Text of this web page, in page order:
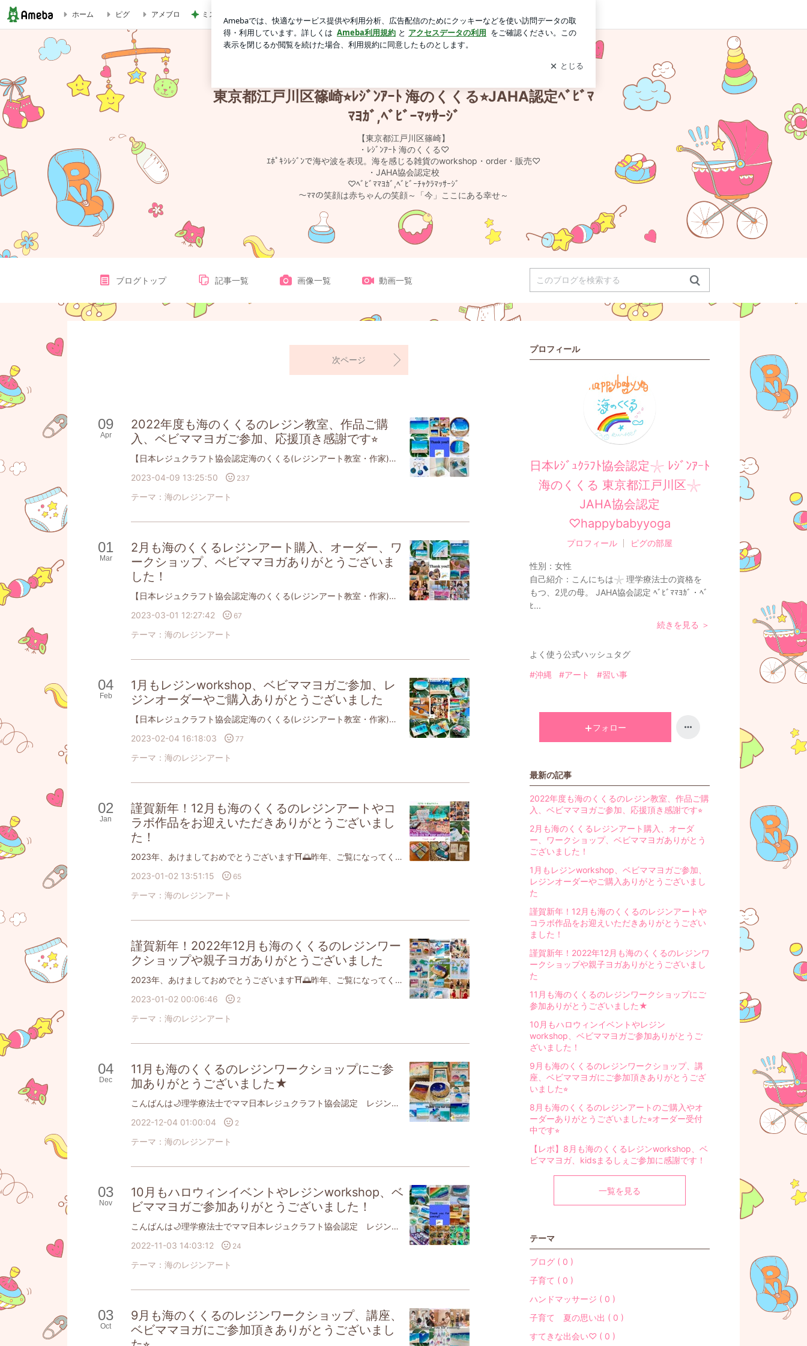
東京都江戸川区篠崎⭐︎ﾚｼﾞﾝｱｰﾄ 海のくくる⭐︎JAHA認定ﾍﾞﾋﾞﾏﾏﾖｶﾞ,ﾍﾞﾋﾞｰﾏｯｻｰｼﾞ
ホーム ピグ アメブロ ミスドで周りの興奮につられ購入 ログイン
東京都江戸川区篠崎⭐︎ﾚｼﾞﾝｱｰﾄ 海のくくる⭐︎JAHA認定ﾍﾞﾋﾞﾏ
ﾏﾖｶﾞ,ﾍﾞﾋﾞｰﾏｯｻｰｼﾞ
【東京都江戸川区篠崎】
・ﾚｼﾞﾝｱｰﾄ 海のくくる♡
ｴﾎﾟｷｼﾚｼﾞﾝで海や波を表現。海を感じる雑貨のworkshop・order・販売♡
・JAHA協会認定校
♡ﾍﾞﾋﾞﾏﾏﾖｶﾞ,ﾍﾞﾋﾞｰﾁｬｸﾗﾏｯｻｰｼﾞ
～ﾏﾏの笑顔は赤ちゃんの笑顔～「今」ここにある幸せ～
ブログトップ 記事一覧 画像一覧 動画一覧
次ページ
09
Apr
2022年度も海のくくるのレジン教室、作品ご購
入、ベビママヨガご参加、応援頂き感謝です⭐︎
【日本レジュクラフト協会認定海のくくる(レジンアート教室・作家)】江戸川区、台東区中心に活動⭐️【JAHA協会認定】ベビーヨガ＆ママヨガ（親子ヨガ）ベビーチャクラマッサージ※現役理学療法士、2児のママ江戸川区篠崎、瑞江にて活動⭐️ イベント情報マルシェ2023年5月13日(土)キッズふりまるしぇ🌸11:00〜15:00東京都江戸川区都営新宿線 瑞江駅3分Douce (デュース) さんにて子どもと作ったレジンアート販売＆レジンワークショップ予定しています✨ぜひ、遊びにいらして下さい2023年4月12日(水)11:00〜12:00親子カフェでベビママヨガ🧘‍♀️👶理学療法士がお伝えします✨12:30〜添加物無し手作りおいしいランチ☕️江戸川区 都営新宿線 瑞江駅 徒歩3分だんご3兄弟 さんにて少人数制 残り3組❣️ご予約は下記LINEへ❣️きついポーズはしません。解剖学に基づいた安全なポーズをします。身体が硬くても、初めてでもご安心下さい親子で身体を動かし、親子の絆を深めませんか❓✨手遊び歌や服の上からのベビーマッサージもママにとっては産後の育児疲れ改善、骨盤調整効果が✨少人数、最初の手指消毒、大人のマスク着用、窓を開ける、空気清浄機など感染症対策しながら実施します赤ちゃんにとっても、便秘、夜泣き、ぐずりの軽減、大好きなママとの触れ合いで愛されていることを実感するヨガですコロナ禍で浅くなった呼吸を深め、赤ちゃんだけでなく、ママ自身の心と体を見つめる時間を作りませんか❓対象首が座った生後3,4ヶ月〜1歳くらいの赤ちゃんとママ👩👶(靴を脱いで上がるおうちの、個室なのでご安心ください)※大人の女性のみの参加も可能です。持ち物👜 飲み物、タオル、赤ちゃんのお気に入りのおもちゃがあると安心です。ママはタイツとスカート以外の動きやすい服装でお越しください。注意熱37.0度以上、体調不良、予防接種24時間以内はお休みください。心温まる癒しの時間となりますように2023年4/15(土)10:30〜13:00 浅草ワークショップ🏝残り4名❣️翠雲堂(スイウン堂)さん稲荷町駅前店2階銀座線 稲荷町駅出てすぐ浅草や上野に近いです✨エポキシレジンで海のトレイ、コースター、キャニスター、小物入れ、新メニューヒートガンで波のボード作り、ワンちゃん猫ちゃん用フードスタンドなど🐶😸🏝2023年4月26日(水)14:00〜16:30江戸川区鹿骨にある カフェHAN さんにてレジンワークショップ🏝東京都江戸川区鹿骨3-3-14レジンで海のトレイ、小物入れ、コースター作り🏝新メニュー、ヒートガンで波のボード作り、ワンちゃん用フードスタンドなど🐶🌊お好きなメニューをお選びください海以外でも作りたいものを表現できます🙆‍♀️写真付きの詳細はLINEやインスタに掲載🌊自分だけの作品を作りませんか？ワンちゃん連れOK🙆‍♀️残4名❣️ワンオーダーお願いいたしますUVレジンで作る白波も人気です🌊海以外ももちろん可能ですメニューご相談ください。ご予約は下記LINE、または海のくくる( @umi_no_kukuru)のInstagramのDMへどうぞ情報はInstagramが最新です❣️↑3月の海のくくるの活動をご報告いたします。江戸川区篠崎の自宅workshopには県外からも複数名いらしてくださいましたヒートガンを使った波アートが人気でした🌊みなさまとても楽しんで作ってくださいました✨そしてお上手でした🌊👏別日には6歳のお子さま連れの方が、かんたんお絵かきイニシャルキーホルダーを作ってくださいましたよ春休みにお越しくださり、数日前にご入学なさったとのこと🌸おめでとうございます🎊みなさま、またぜひ遊びにいらしてくださいね月1回の江戸川区瑞江の親子カフェだんご3兄弟さんでのベビママヨガ🧘‍♀️👶はかわいいベビちゃんに癒されました江戸川区鹿骨のドッグカフェ、カフェHanさんでのレジンworkshop🐶🏝ではフレーム内に作るヒートガンの波、ホヌちゃん型のボードにヒートガンの波、ワンちゃん型のボードにヒートガンの波をお作りいただきましたお上手でした🌊💙無事に開催でき、ご縁に感謝ですレジンイニシャルキーホルダーや、カードケース、スマホスタンドなどのご購入頂き、誠にありがとうございました一日ごとの詳しい投稿はInstagramに載せております💕ご覧くださいね2022年度、素敵な出会いや繋がりをありがとうございました2023年度もよろしくお願いいたします自宅workshopを含め、それぞれ🈳のある日もございますので、ワークショップやヨガのご予約は下記LINEまでお願いいたしますレジン自宅ワークショップでは、お子さまの手形やお気に入り写真を入れたメニューも作って頂けますよレジンワークショップではレジン初めてのお客様も多数体験いただいております。海のくくるは現在、【対面】にてレジンワークショップやレジュクラフト認定講座を実施しております。レジュクラフトが気になる方、レジン初めてでもご安心ください認定取得中や取得後もLINEなどでサポートいたしております🌈☺︎レジン自宅ワークショップ！メニューによっては\\園児でも作れます子連れでもご安心を//\\オリジナルの作品を作りましょう//体験で作ってみたい！認定講座、気になる！オーダーしてみたいな！下記LINEにご連絡くださいね(LINEご登録、Instagramフォローで自宅WS割引サービスあり)👇問い合わせ公式LINE登録後、スタンプなど送って頂くと1：1トーク可能です。お気軽に🆔@bll0757m ※海のくくるは、感染症対策しております。全館空調で24時間換気、更に窓を開ける、マスク着用、手洗い・手指消毒するなどしております。講師はコロナワクチン4回接種しております。※ヒートガンバージョンは、きれいなセル波を作るには、気温、量、待ち時間、風の当て方など様々な因子に左右されるデリケートな難しさがあるため、ストローバージョンよりもお高くなります。※ヒートガンで作るセル波作りは、必ずしも好きな波が来るとは限りません。白色が飛びすぎたり、良い波が来てもセル(丸い泡)が消えたり、硬化までの間に波が動いてしまうこともあります🙇‍♀️繊細で奥が深いことをご理解、ご了承頂き、世界に一つの波をお楽しみください🌊アートフレーム(例) (トレーとしても使えます)切り取った海のペーパーウェイト(貝ver.の例)アートボード(例)(写真は15×15cm)沖縄の砂を乗せたり、貝を選んだり、レジンを混ぜたり、色を付けたり、波や雲をストローで吹いたり、色んな工程で楽しんでいただけますエポキシレジンは固まるまで24時間以上かかりますが、その間もワクワクドキドキしながら待ってくださっています かたまると更に透明度が出てツヤツヤになりますよ🏖全てが世界に一つだけの作品になります 少人数制、貸切自宅ワークショップ(水)(木)中心に開催 (月)(火)は13:45頃〜土日祝は応相談時間10:00〜16:00の間の2、3時間アクセス東京都江戸川区篠崎最寄り駅: 都営新宿線 篠崎駅篠崎駅から徒歩圏内🚶‍♀️※自宅サロンにて男性のみはご遠慮頂く場合がございます。カップルさん、子連れさんOKです🙆‍♀️※詳しい住所は、ご予約時にお伝え致します。 ネット販売(minne)海のくくる(レジンアート)販売♡こちら⭐︎海のくくる 𝕦𝕞𝕚_𝕟𝕠_𝕜𝕦𝕜𝕦𝕣𝕦さんの作品一覧uminokukuruさんの作品一覧、プロフィールなどをみることができます。ハンドメイドマーケット、手作り作品の通販・販売サイトとアプリ minne。アクセサリーやバッグ、雑貨など世界に1つだけのハンドメイド作品を販売している国内最大級のマーケットです。minne.com レジュクラフトのベーシック認定資格講座受けたい方は海のくくる講師自宅で可能です♡お申し込みフォーム★海のくくるで対面認定講座 受講ご希望の方はこちら★認定講座 お申し込みレジュクラフト協会 ベーシック認定講座docs.google.com※レジュクラフト協会 ベーシック認定講座は、一律107,800円オーダーコースター、アートパネル、看板、アートフレーム、トレイ、小物入れ、イニシャル(キーホルダーにも)、ペーパーウェイト、ピアス、イヤリング、マスクチャーム、ブレスレット、切り絵とコラボなど色々ご相談ください写真入りは海のくくるペットやご家族の写真を入れてお作りできますInstagram 日々投稿してます↓海のくくる Instagramはこちら⭐︎(ユーザー名 @umi_no_kukuru) 海のくくる(レジン&ベビママヨガ) フォロー、いいね！応援お願いいたします 読んで頂きありがとうございます
2023-04-09 13:25:50
237
テーマ： 海のレジンアート
01
Mar
2月も海のくくるレジンアート購入、オーダー、ワ
ークショップ、ベビママヨガありがとうございま
した！
【日本レジュクラフト協会認定海のくくる(レジンアート教室・作家)】江戸川区、台東区中心に活動⭐️【JAHA協会認定】ベビーヨガ＆ママヨガ（親子ヨガ）ベビーチャクラマッサージ※現役理学療法士、2児のママ江戸川区篠崎、瑞江にて活動⭐️ イベント情報展示販売2023年2月21日(火)〜3月9日(木)11:00〜17:00 (最終日は16:00まで)アップサイクル展東京都三鷹駅より徒歩12分ギャラリーどーもんず さんにてレジンアートの展示販売いたします🍀11名の作家さんのアートの世界をご覧ください✨ぜひお願いします休廊日:2/26,27.3/5マルシェ2023年3月26日(日)春のプチマルシェ🌸11:00〜15:00東京都江戸川区都営新宿線 瑞江駅3分Douce (デュース) さんにてレジンアート販売しますぜひ、遊びにいらして下さい2023年3月16日(木)11:00〜12:00親子カフェでベビママヨガ🧘‍♀️👶理学療法士がお伝えします✨12:30〜添加物無し手作りおいしいランチ☕️江戸川区 都営新宿線 瑞江駅 徒歩3分だんご3兄弟 さんにて少人数制 残り3組❣️ご予約は下記LINEへ❣️きついポーズはしません。解剖学に基づいた安全なポーズをします。身体が硬くても、初めてでもご安心下さい親子で身体を動かし、親子の絆を深めませんか❓✨手遊び歌や服の上からのベビーマッサージもママにとっては産後の育児疲れ改善、骨盤調整効果が✨少人数、最初の手指消毒、大人のマスク着用、窓を開ける、空気清浄機など感染症対策しながら実施します赤ちゃんにとっても、便秘、夜泣き、ぐずりの軽減、大好きなママとの触れ合いで愛されていることを実感するヨガですコロナ禍で浅くなった呼吸を深め、赤ちゃんだけでなく、ママ自身の心と体を見つめる時間を作りませんか❓対象首が座った生後3,4ヶ月〜1歳くらいの赤ちゃんとママ👩👶(靴を脱いで上がるおうちの、個室なのでご安心ください)※大人の女性のみの参加も可能です。持ち物👜 飲み物、タオル、赤ちゃんのお気に入りのおもちゃがあると安心です。ママはタイツとスカート以外の動きやすい服装でお越しください。注意熱37.0度以上、体調不良、予防接種24時間以内はお休みください。心温まる癒しの時間となりますように2023年3月22日(水)14:00〜16:30江戸川区鹿骨にある カフェHAN さんにて東京都江戸川区鹿骨3-3-14レジンで海のトレイ、小物入れ、コースター作り🏝新メニュー、ヒートガンで波のボード作り、ワンちゃん用フードスタンドなど🐶🌊お好きなメニューをお選びください海以外でも作りたいものを表現できます🙆‍♀️写真付きの詳細はLINEやインスタに掲載🌊自分だけの作品を作りませんか？ワンちゃん連れOK🙆‍♀️残3名❣️ワンオーダーお願いいたします2023年未定 浅草ワークショップ翠雲堂(スイウン堂)さん稲荷町駅前店2階銀座線 稲荷町駅出てすぐ浅草や上野に近いです✨10:30〜 エポキシレジンで海のトレイ、コースター、キャニスター、小物入れ、新メニューヒートガンで波のボード作り、ワンちゃん猫ちゃん用フードスタンドなど🐶😸🏝UVレジンで作る白波も人気です🌊海以外ももちろん可能ですメニューご相談ください。ご予約は下記LINEへどうぞ情報はインスタが最新です❣️ ↑2月の海のくくるの活動をご報告いたします。江戸川区篠崎の自宅workshopには県外から複数名いらしてくださいましたみなさまとても楽しんで作ってくださいました✨そしてお上手でした🌊👏月1回の江戸川区瑞江の親子カフェだんご3兄弟さんでのベビママヨガ🧘‍♀️👶や江戸川区鹿骨のドッグカフェ、カフェHanさんでのレジンworkshop🐶🏝も無事に開催でき、感謝です2/18には西小岩のカフェ オールライトさんにて、無事にバザールに参加できました✨ご購入いただいた方々、見に来てくださった方々、応援いただいた方々、オールライトさん、他出店者さんに感謝です🍀また、ワンちゃんのお写真と名入りのレジンアートのオーダーも頂きまして、ありがとうございましたお友だちのワンちゃんのお誕生日祝いのプレゼント🎁に選んでくださいましたお客様とやり取りしながら、くくる(心)を込めて制作いたしました一日ごとの詳しい投稿はInstagramに載せております💕ご覧くださいね2月も素敵な出会いや繋がりをありがとうございました3月も自宅workshopを含め、それぞれ🈳のある日もございますので、ワークショップやヨガのご予約は下記LINEまでお願いいたします2/21〜3/9の三鷹のギャラリーどーもんずさんでの展示販売中 ↓3/26の江戸川区瑞江での春のプチマルシェ↓もぜひよろしくお願いいたしますレジン自宅ワークショップでは、お子さまの手形やお気に入り写真を入れたメニューも作って頂けますよレジンワークショップではレジン初めてのお客様も多数体験いただいております。海のくくるは現在、【対面】にてレジンワークショップやレジュクラフト認定講座を実施しております。レジュクラフトが気になる方、レジン初めてでもご安心ください認定取得中や取得後もLINEなどでサポートいたしております🌈☺︎レジン自宅ワークショップ！メニューによっては\\園児でも作れます子連れでもご安心を//\\オリジナルの作品を作りましょう//体験で作ってみたい！認定講座、気になる！オーダーしてみたいな！下記LINEにご連絡くださいね(LINEご登録、Instagramフォローで自宅WS割引サービスあり)👇問い合わせ公式LINE登録後、スタンプなど送って頂くと1：1トーク可能です。お気軽に🆔@bll0757m ※海のくくるは、感染症対策しております。全館空調で24時間換気、更に窓を開ける、マスク着用、手洗い・手指消毒するなどしております。講師はコロナワクチン4回接種しております。自宅ワークショップマスクチャーム ピアス・イヤリング コースター キャニスター 小物入れトレイ アートフレーム イニシャル、数字切り取った海のペーパーウェイトアートボード ストローバージョン ヒートガンバージョンなど当日、目で見て選んでいただけます※ヒートガンバージョンは、きれいなセル波を作るには、気温、量、待ち時間、風の当て方など様々な因子に左右されるデリケートな難しさがあるため、ストローバージョンよりもお高くなります。※ヒートガンで作るセル波作りは、必ずしも好きな波が来るとは限りません。白色が飛びすぎたり、良い波が来てもセル(丸い泡)が消えたり、硬化までの間に波が動いてしまうこともあります🙇‍♀️繊細で奥が深いことをご理解、ご了承頂き、世界に一つの波をお楽しみください🌊アートフレーム(例) (トレーとしても使えます)切り取った海のペーパーウェイト(貝ver.の例)アートボード(例)(写真は15×15cm)沖縄の砂を乗せたり、貝を選んだり、レジンを混ぜたり、色を付けたり、波や雲をストローで吹いたり、色んな工程で楽しんでいただけますエポキシレジンは固まるまで24時間以上かかりますが、その間もワクワクドキドキしながら待ってくださっています かたまると更に透明度が出てツヤツヤになりますよ🏖全てが世界に一つだけの作品になります 少人数制、貸切自宅ワークショップ(水)(木)中心に開催 (月)(火)は13:45頃〜土日祝は応相談時間10:00〜16:00の間の2、3時間アクセス東京都江戸川区篠崎最寄り駅: 都営新宿線 篠崎駅篠崎駅から徒歩圏内🚶‍♀️※自宅サロンにて男性のみはご遠慮頂く場合がございます。カップルさん、子連れさんOKです🙆‍♀️※詳しい住所は、ご予約時にお伝え致します。 ネット販売(minne)海のくくる(レジンアート)販売♡こちら⭐︎海のくくる 𝕦𝕞𝕚_𝕟𝕠_𝕜𝕦𝕜𝕦𝕣𝕦さんの作品一覧uminokukuruさんの作品一覧、プロフィールなどをみることができます。ハンドメイドマーケット、手作り作品の通販・販売サイトとアプリ minne。アクセサリーやバッグ、雑貨など世界に1つだけのハンドメイド作品を販売している国内最大級のマーケットです。minne.com レジュクラフトのベーシック認定資格講座受けたい方は海のくくる講師自宅で可能です♡お申し込みフォーム★海のくくるで対面認定講座 受講ご希望の方はこちら★認定講座 お申し込みレジュクラフト協会 ベーシック認定講座docs.google.com※レジュクラフト協会 ベーシック認定講座は、一律107,800円オーダーコースター、アートパネル、看板、アートフレーム、トレイ、小物入れ、イニシャル(キーホルダーにも)、ペーパーウェイト、ピアス、イヤリング、マスクチャーム、ブレスレット、切り絵とコラボなど色々ご相談ください写真入りは海のくくるペットやご家族の写真を入れてお作りできますInstagram 日々投稿してます↓海のくくる Instagramはこちら⭐︎(ユーザー名 @umi_no_kukuru) 海のくくる(レジン&ベビママヨガ) フォロー、いいね！応援お願いいたします 読んで頂きありがとうございます
2023-03-01 12:27:42
67
テーマ： 海のレジンアート
04
Feb
1月もレジンworkshop、ベビママヨガご参加、レ
ジンオーダーやご購入ありがとうございました
【日本レジュクラフト協会認定海のくくる(レジンアート教室・作家)】江戸川区、台東区中心に活動⭐️【JAHA協会認定】ベビーヨガ＆ママヨガ（親子ヨガ）ベビーチャクラマッサージ※現役理学療法士、2児のママ江戸川区篠崎、瑞江にて活動⭐️ イベント情報バザール2023年2月18日(土)バザール11:00〜16:00東京都江戸川区西小岩のカフェオールライト さんにてレジンアート販売しますぜひ、遊びにいらして下さいオールライトさんのタピオカ飲めますよ〜🧋展示販売2023年2月21日(火)〜3月9日(木)11:00〜17:00 (最終日は16:00まで)アップサイクル展東京都三鷹駅より徒歩12分ギャラリーどーもんず さんにてレジンアートの展示販売いたします🍀ぜひいらしてください休廊日:2/26,27.3/52023年2月13日(月)11:00〜12:00親子カフェでベビママヨガ🧘‍♀️👶12:30〜手作りおいしいランチ☕️江戸川区 都営新宿線 瑞江駅 徒歩3分だんご3兄弟 さんにて少人数制 残り2組❣️ご予約は下記LINEへ❣️きついポーズはしません。解剖学に基づいた安全なポーズをします。身体が硬くても、初めてでもご安心下さい親子で身体を動かし、親子の絆を深めませんか❓✨手遊び歌や服の上からのベビーマッサージもママにとっては産後の育児疲れ改善、骨盤調整効果が✨少人数、最初の手指消毒、大人のマスク着用、窓を開ける、空気清浄機など感染症対策しながら実施します赤ちゃんにとっても、便秘、夜泣き、ぐずりの軽減、大好きなママとの触れ合いで愛されていることを実感するヨガですコロナ禍で浅くなった呼吸を深め、赤ちゃんだけでなく、ママ自身の心と体を見つめる時間を作りませんか❓対象首が座った生後3,4ヶ月〜あんよ前くらいの赤ちゃんとママ👩👶(靴を脱いで上がるおうちの、個室なのでご安心ください)※大人の女性のみの参加も可能です。持ち物👜 飲み物、タオル、赤ちゃんのお気に入りのおもちゃがあると安心です。ママはタイツとスカート以外の動きやすい服装でお越しください。注意熱37.0度以上、体調不良、予防接種24時間以内はお休みください。心温まる癒しの時間となりますように2023年2月15日(水)14:00〜16:30江戸川区鹿骨にある カフェHAN さんにて東京都江戸川区鹿骨3-3-14レジンで海のトレイ、小物入れ、コースター作り🏝新メニュー、ヒートガンで波のボード作り、ワンちゃん用フードスタンドなど🐶🌊お好きなメニューをお選びください海以外でも作りたいものを表現できます🙆‍♀️写真付きの詳細はLINEやインスタに掲載🌊自分だけの作品を作りませんか？ワンちゃん連れOK🙆‍♀️残3名❣️ワンオーダーお願いいたします2023年2月26日(日)浅草ワークショップ翠雲堂(スイウン堂)さん稲荷町駅前店2階銀座線 稲荷町駅出てすぐ浅草や上野に近いです✨10:30〜 エポキシレジンで海のトレイ、コースター、キャニスター、小物入れ、新メニューヒートガンで波のボード作り、ワンちゃん猫ちゃん用フードスタンドなど🐶😸🏝残り6名❣️UVレジンで作る白波も人気です🌊海以外ももちろん可能ですメニューご相談ください。ご予約は下記LINEへどうぞ情報はLINEとインスタでいち早くお知らせしています❣️↑1月の海のくくるの活動をご報告いたします。江戸川区篠崎の自宅workshopには親子さまが茨城県からいらしてくださったり、江戸川区内の会社にお勤めの方がいらっしゃいました学校の展示会に向けてであったり、ご自宅用だったり、会社で飼っているうさぎちゃんのネームプレートだったりを、みなさまとても楽しんで作ってくださいました✨月1回の江戸川区瑞江の親子カフェだんご3兄弟さんでのベビママヨガや浅草翠雲堂さん(最寄駅は浅草の２つとなりの稲荷町駅すぐ)でのレジンworkshop、江戸川区鹿骨のドッグカフェ、カフェHanさんでのレジンworkshopも無事に開催でき、感謝です一日ごとの詳しい投稿はInstagramに載せております💕ご覧くださいね1月も素敵な出会いや繋がりをありがとうございました2月も自宅workshopを含め、それぞれ🈳のある日もございますので、ワークショップやヨガのご予約は下記LINEまでお願いいたします2/18西小岩カフェ オールライトさんでのバザールや2/21〜の三鷹のギャラリーどーもんずさんでの展示販売もぜひよろしくお願いいたしますレジン自宅ワークショップでは、お子さまの手形やお気に入り写真を入れたメニューも作って頂けますよレジンワークショップではレジン初めてのお客様も多数体験いただいております。海のくくるは現在、【対面】にてレジンワークショップやレジュクラフト認定講座を実施しております。レジュクラフトが気になる方、レジン初めてでもご安心ください認定取得中や取得後もLINEなどでサポートいたしております🌈☺︎レジン自宅ワークショップ！メニューによっては\\園児でも作れます子連れでもご安心を//\\オリジナルの作品を作りましょう//体験で作ってみたい！認定講座、気になる！オーダーしてみたいな！と思った方は、下記LINEにご連絡くださいね(LINEご登録、Instagramフォローで自宅WS割引サービスあり)👇問い合わせ公式LINE登録後、スタンプなど送って頂くと1：1トーク可能です。お気軽に🆔@bll0757m ↑(自宅ワークショップ、登録者割引&ポイントカードあり♡)※海のくくるは、感染症対策しております。全館空調で24時間換気、更に窓を開ける、マスク着用、手洗い・手指消毒するなどしております。講師はコロナワクチン4回接種しております。下記Instagramも日々更新中自宅ワークショップお値段 (税込)マスクチャーム、ピアス・イヤリング、コースター、キャニスター、小物入れ、トレイ、アートフレーム、イニシャル、数字(キーホルダーも可能)、切り取った海のペーパーウェイト、アートボード(ストローバージョン.ヒートガンバージョンなど様々な形・素材があります✨当日、目で見て選んでいただけます。※砂、貝のご利用は＋200円となります。インスタまたはLINEのフォローで無料です✨※オプションでフィギュアがございます。2023.1.26改定※上記以外のメニューあり。モールド(型)、素材は時々更新しております。※ヒートガンバージョンは、きれいなセル波を作るには、気温、量、待ち時間、風の当て方など様々な因子に左右されるデリケートな難しさがあるため、ストローバージョンよりもお高くなります。※ヒートガンで作るセル波作りは、必ずしも好きな波が来るとは限りません。白色が飛びすぎたり、良い波が来てもセル(丸い泡)が消えたり、硬化までの間に波が動いてしまうこともあります🙇‍♀️繊細で奥が深いことをご理解、ご了承ください。アートフレーム(例) (トレーとしても使えます)切り取った海のペーパーウェイト(貝ver.の例)アートボード(例)(写真は15×15cm)沖縄の砂を乗せたり、貝を選んだり、レジンを混ぜたり、色を付けたり、波や雲をストローで吹いたり、色んな工程で楽しんでいただけますエポキシレジンは固まるまで24時間以上かかりますが、その間もワクワクドキドキしながら待ってくださっています かたまると更に透明度が出てツヤツヤになりますよ🏖全てが世界に一つだけの作品になります 少人数制、貸切自宅ワークショップ(月)(木)中心に開催 (火)(水)は13:45頃〜土日祝は応相談時間10:00〜16:00の間の2、3時間アクセス東京都江戸川区篠崎最寄り駅: 都営新宿線 篠崎駅篠崎駅から徒歩圏内🚶‍♀️※自宅サロンにて男性のみはご遠慮頂く場合がございます。カップルさん、子連れさんOKです🙆‍♀️※詳しい住所は、ご予約時にお伝え致します。 ネット販売(minne)海のくくる(レジンアート)販売♡こちら⭐︎海のくくる 𝕦𝕞𝕚_𝕟𝕠_𝕜𝕦𝕜𝕦𝕣𝕦さんの作品一覧uminokukuruさんの作品一覧、プロフィールなどをみることができます。ハンドメイドマーケット、手作り作品の通販・販売サイトとアプリ minne。アクセサリーやバッグ、雑貨など世界に1つだけのハンドメイド作品を販売している国内最大級のマーケットです。minne.com レジュクラフトのベーシック認定資格講座受けたい方は海のくくる講師自宅で可能です♡お申し込みフォーム★海のくくるで対面認定講座 受講ご希望の方はこちら★認定講座 お申し込みレジュクラフト協会 ベーシック認定講座docs.google.com※レジュクラフト協会 ベーシック認定講座は、一律107,800円オーダーコースター、アートパネル、看板、アートフレーム、トレイ、小物入れ、イニシャル(キーホルダーにも)、ペーパーウェイト、ピアス、イヤリング、マスクチャーム、ブレスレット、切り絵とコラボなど色々ご相談ください写真入りは海のくくるペットやご家族の写真を入れてお作りできますInstagramも宜しくお願いします↓海のくくる Instagramはこちら⭐︎(ユーザー名 @umi_no_kukuru) 海のくくる(レジン&ベビママヨガ) フォロー、いいね！応援よろしくお願いします 読んで頂きありがとうございます
2023-02-04 16:18:03
77
テーマ： 海のレジンアート
02
Jan
謹賀新年！12月も海のくくるのレジンアートやコ
ラボ作品をお迎えいただきありがとうございまし
た！
2023年、あけましておめでとうございます⛩🌅昨年、ご覧になってくださった方、応援頂いた方、関わって頂きました皆さまに感謝の気持ちです2023年もどうぞよろしくお願い致します🐰素敵な一年になりますように海のくくる【JAHA協会認定】ベビーヨガ＆ママヨガ（親子ヨガ）ベビーチャクラマッサージ※現役理学療法士、2児のママ江戸川区篠崎、瑞江にて活動⭐️【日本レジュクラフト協会認定海のくくる(レジンアート)】江戸川区、台東区中心に活動⭐️ イベント情報2022年1月16日(月)、 2/13(月)11:00〜12:00親子カフェでベビママヨガ🧘‍♀️👶12:30〜手作りおいしいランチ☕️江戸川区 都営新宿線 瑞江駅 徒歩3分だんご3兄弟 さんにて少人数制 残り3組❣️ご予約は下記LINEへ❣️きついポーズはしません。解剖学に基づいた安全なポーズをします。身体が硬くても、初めてでもご安心下さい親子で身体を動かし、親子の絆を深めませんか❓✨手遊び歌や服の上からのベビーマッサージもママにとっては産後の育児疲れ改善、骨盤調整効果が✨少人数、最初の手指消毒、大人のマスク着用、窓を開ける、空気清浄機など感染症対策しながら実施します赤ちゃんにとっても、便秘、夜泣き、ぐずりの軽減、大好きなママとの触れ合いで愛されていることを実感するヨガですコロナ禍で浅くなった呼吸を深め、赤ちゃんだけでなく、ママ自身の心と体を見つめる時間を作りませんか❓対象首が座った生後3,4ヶ月〜あんよ前くらいの赤ちゃんとママ👩👶(靴を脱いで上がるおうちの、個室なのでご安心ください)※大人の女性のみの参加も可能です。持ち物👜 飲み物、タオル、赤ちゃんのお気に入りのおもちゃがあると安心です。ママはタイツとスカート以外の動きやすい服装でお越しください。注意熱37.0度以上、体調不良、予防接種24時間以内はお休みください。心温まる癒しの時間となりますように2022年1月24日(火)、2/15(水)14:00〜16:30江戸川区鹿骨にある カフェHAN さんにて東京都江戸川区鹿骨3-3-14レジンで海のトレイ、小物入れ、コースター作り🏝新メニュー、ヒートガンで波のボード作り🌊お好きなメニューをお選びください海以外でも作りたいものを表現できます🙆‍♀️写真付きの詳細はLINEやインスタに掲載🌊自分だけの作品を作りませんか？ワンちゃん連れOK🙆‍♀️残3名❣️ワンオーダーお願いいたします2022年1月29日(日)浅草ワークショップ翠雲堂(スイウン堂)さん稲荷町駅前店2階銀座線 稲荷町駅出てすぐ浅草や上野に近いです✨10:30〜 エポキシレジンで海のトレイ、コースター、キャニスター、小物入れ、新メニューヒートガンで波のボード作り🏝残り3名❣️UVレジンで作る白波も人気です🌊海以外ももちろん可能ですメニューご相談ください。ご予約は下記LINEへどうぞ情報はLINEとインスタでいち早くお知らせしています❣️↑12月の海のくくるの活動をご報告いたします。12/10に、小岩駅1分のコイットテラスにて小岩deマルシェというマルシェに参加できましたそちらではカタリーヌフラワー(空気を綺麗にする造花)とレジンのコラボアートも販売いたしました✨※上の3点は、お譲りもできますので気になる方はLINEにご連絡くださいませ↑こちらのコラボアートは、左と真ん中の作品がお譲り可能です💐イルカやホヌちゃんもかわいいです🐬手のひらサイズの作品ですがトイレなど小さな空間で除菌、消臭などの効果を発揮してくれそうですコラボしてくださったカタリーヌフラワーの認定講師シェーン＆フルールの長南先生ありがとうございました12月もリエコさんの切り絵とのコラボアートや、その他海のくくるの作品をお迎えいただき誠にありがとうございました✨※写真に撮れなかった方、すみません。本年もどうぞ宜しくお願いいたします。良いお正月をお過ごしください🎍🐰✨レジン自宅ワークショップでは、お子さまの手形やお気に入り写真を入れたメニューも作って頂けますよ一日ごとの詳しい投稿はInstagramに載せております💕レジンワークショップではレジン初めてのお客様も多数体験いただいております。海のくくるは現在、【対面】にてレジンワークショップやレジュクラフト認定講座を実施しております。レジュクラフトが気になる方、レジン初めてでもご安心ください認定取得中や取得後もLINEなどでサポートいたしております🌈☺︎レジン自宅ワークショップ！メニューによっては\\園児でも作れます子連れでもご安心を//\\オリジナルの作品を作りましょう//体験で作ってみたい！認定講座、気になる！オーダーしてみたいな！と思った方は、下記LINEにご連絡くださいね(LINEご登録、Instagramフォローで自宅WS割引サービスあり)👇問い合わせ公式LINE登録後、スタンプなど送って頂くと1：1トーク可能です。お気軽に🆔@bll0757m ↑(自宅ワークショップ、登録者割引&ポイントカードあり♡)※海のくくるは、感染症対策しております。全館空調で24時間換気、更に窓を開ける、マスク着用、手洗い・手指消毒するなどしております。講師はコロナワクチン4回接種しております。下記Instagramも日々更新中自宅ワークショップお値段 (税込)マスクチャーム 750円(1個〜)ピアス・イヤリング 2000円(1ペア)アクセサリーは余ったレジンで作る場合、少しサービスいたします。コースター 2500円〜/1枚キャニスター 2500円〜小物入れ 2000円〜(大きさによります)トレイ 3000円〜(大きさによります)アートフレーム 4000円(外枠15×15cmの場合)イニシャル、数字 1000円/1文字 (キーホルダーにする場合、＋200円)切り取った海のペーパーウェイト 4500円 (作成に1,2回お越しいただきます🙏)アートボード ストローバージョン 2500円(10×10cmの場合) 4000円(15×15cmの場合) ヒートガンバージョン3500円(10×10cmの場合) 5500円(15×15cmの場合) 5500円(F0サイズ18×14cm) 9000円(A4サイズ)20×20cm、25×25cm、30×20cm、30×30㎝、40×30㎝など他サイズやその他の形・素材もあります✨当日、目で見て選んでいただけます。※砂、貝のご利用は＋200円となります。※オプションでフィギュアがございます。2023.1.26改定※上記以外のメニューあり。モールド(型)、素材は時々更新しております。※ヒートガンバージョンは、きれいなセル波を作るには、気温、量、待ち時間、風の当て方など様々な因子に左右されるデリケートな難しさがあるため、ストローバージョンよりもお高くなります。※ヒートガンで作るセル波作りは、必ずしも好きな波が来るとは限りません。白色が飛びすぎたり、良い波が来てもセル(丸い泡)が消えたり、硬化までの間に波が動いてしまうこともあります🙇‍♀️繊細で奥が深いことをご理解、ご了承ください。アートフレーム(例) (トレーとしても使えます)切り取った海のペーパーウェイト(貝ver.の例)アートボード(例)(写真は15×15cm)沖縄の砂を乗せたり、貝を選んだり、レジンを混ぜたり、色を付けたり、波や雲をストローで吹いたり、色んな工程で楽しんでいただけますエポキシレジンは固まるまで24時間以上かかりますが、その間もワクワクドキドキしながら待ってくださっています かたまると更に透明度が出てツヤツヤになりますよ🏖全てが世界に一つだけの作品になります 少人数制、貸切自宅ワークショップ(月)(木)中心に開催 (火)(水)は13:45頃〜土日祝は応相談時間10:00〜16:00の間の2、3時間アクセス東京都江戸川区篠崎最寄り駅: 都営新宿線 篠崎駅篠崎駅から徒歩圏内🚶‍♀️※自宅サロンにて男性のみはご遠慮頂く場合がございます。カップルさん、子連れさんOKです🙆‍♀️※詳しい住所は、ご予約時にお伝え致します。 ネット販売(minne)海のくくる(レジンアート)販売♡こちら⭐︎海のくくる 𝕦𝕞𝕚_𝕟𝕠_𝕜𝕦𝕜𝕦𝕣𝕦さんの作品一覧uminokukuruさんの作品一覧、プロフィールなどをみることができます。ハンドメイドマーケット、手作り作品の通販・販売サイトとアプリ minne。アクセサリーやバッグ、雑貨など世界に1つだけのハンドメイド作品を販売している国内最大級のマーケットです。minne.com レジュクラフトのベーシック認定資格講座受けたい方は海のくくる講師自宅で可能です♡お申し込みフォーム★海のくくるで対面認定講座 受講ご希望の方はこちら★認定講座 お申し込みレジュクラフト協会 ベーシック認定講座docs.google.com※レジュクラフト協会 ベーシック認定講座は、一律107,800円オーダーコースター、アートパネル、看板、アートフレーム、トレイ、小物入れ、イニシャル(キーホルダーにも)、ペーパーウェイト、ピアス、イヤリング、マスクチャーム、ブレスレット、切り絵とコラボなど色々ご相談ください写真入りは海のくくるペットやご家族の写真を入れてお作りできますInstagramも宜しくお願いします↓海のくくる Instagramはこちら⭐︎(ユーザー名 @umi_no_kukuru) 海のくくる(レジン&ベビママヨガ) フォロー、いいね！応援よろしくお願いします 読んで頂きありがとうございます
2023-01-02 13:51:15
65
テーマ： 海のレジンアート
謹賀新年！2022年12月も海のくくるのレジンワー
クショップや親子ヨガありがとうございました
2023年、あけましておめでとうございます⛩🌅昨年、ご覧になってくださった方、応援頂いた方、関わって頂きました皆さまに感謝の気持ちです2023年もどうぞよろしくお願い致します🐰素敵な一年になりますように海のくくる理学療法士でママ日本レジュクラフト協会認定 レジン作家JAHA協会認定 ベビママヨガ・ベビーチャクラマッサージインストラクター🧘‍♀️海のくくる です【JAHA協会認定】ベビーヨガ＆ママヨガ（親子ヨガ）ベビーチャクラマッサージ江戸川区篠崎、瑞江にて活動⭐️【日本レジュクラフト協会認定海のくくる(レジンアート)】江戸川区、台東区中心に活動⭐️ イベント情報2022年1月16日(月)11:00〜12:00親子カフェでベビママヨガ🧘‍♀️👶12:30〜手作りおいしいランチ☕️江戸川区 都営新宿線 瑞江駅 徒歩3分だんご3兄弟 さんにて少人数制 残り3組❣️ご予約は下記LINEへ❣️きついポーズはしません解剖学に基づいた安全なポーズをします。身体が硬くても、初めてでもご安心下さい親子で身体を動かし、親子の絆を深めませんか❓✨手遊び歌や服の上からのベビーマッサージもママにとっては産後の育児疲れ改善、骨盤調整効果が少人数、最初の手指消毒、大人のマスク着用、窓を開ける、空気清浄機など感染症対策しながら実施赤ちゃんにとっても、便秘、夜泣き、ぐずりの軽減、大好きなママとの触れ合いで愛されていることを実感するヨガですコロナ禍で浅くなった呼吸を深め、赤ちゃんだけでなく、ママ自身の心と体を見つめる時間を作りませんか❓対象首が座った生後3,4ヶ月〜あんよ前くらいの赤ちゃんとママ👩👶(靴を脱いで上がるおうちの、個室なのでご安心ください)持ち物👜 飲み物、タオル、赤ちゃんのお気に入りのおもちゃがあると安心です。ママはタイツとスカート以外の動きやすい服装でお越しください。注意熱37.0度以上、体調不良、予防接種24時間以内はお休みください。心温まる癒しの時間となりますように2022年1月24日(火)14:00〜16:30江戸川区鹿骨にある カフェHAN さんにて東京都江戸川区鹿骨3-3-14レジンで海のトレイ、小物入れ、コースター作り🏝新メニュー、ヒートガンで波のボード作り🌊お好きなメニューをお選びください写真付きの詳細はLINEとインスタに掲載しています🌊自分だけの作品を作りませんか？ワンちゃん連れOK🙆‍♀️残り5名❣️ワンオーダーお願いいたします2022年1月29日(日)浅草ワークショップ翠雲堂(スイウン堂)さん稲荷町駅前店2階銀座線 稲荷町駅出てすぐ浅草や上野に近いですよ✨10:30〜 エポキシレジンで海のトレイ、コースター、キャニスター、小物入れ、新メニューヒートガンで波のボード作り🏝残り4名❣️UVレジンで作る白波も人気です🌊海以外ももちろん可能ですメニューご相談ください。ご予約は下記LINEへどうぞ情報はLINEとインスタでいち早くお知らせしています❣️ レジュクラフトは、２液性のレジンを使い、 海や波、マーブル、宇宙など好きなものを表現するレジンアートです🌊↑12月のレジン自宅教室は、ご家族での参加の方や小学生のお友だち同士さん、お一人でゆっくり参加の方がいらっしゃいましたよ🏖翠雲堂さんで浅草workshop、カフェHANさんでワークショップ、だんご3兄弟さんとおうちでのベビママヨガも無事に開催できました↑写真の真ん中の作品はUVレジンで作ってくださいましたよ✨UVレジンでもかわいい素敵な模様が出来ましたね🫧カフェHanさんでのworkshopではクリスマス風にしたい🎄と雪のシールを、ヒートガンのアートに飾る方や❄️、マヤ暦にしたい！と天然石をご持参し、ふんだんに使って表現する方も💎思い思いの素敵なアートがたくさん誕生し嬉しいです👏🙌ヨガではほっこり身体が温まりましたね💕12月もたくさんのご参加、ありがとうございました🍀どの日も楽しんでくださり感謝です🙏本年もどうぞ宜しくお願いいたします。良いお年をお過ごしください🎍🐰✨レジン自宅ワークショップでは、お子さまの手形やお気に入り写真を入れたメニューも作って頂けますよ一日ごとの詳しい投稿はInstagramに載せております💕またのご参加を心よりお待ちしておりますありがとうございました💕レジンワークショップではレジン初めてのお客様も多数体験いただいております。海のくくるは現在、【対面】にてレジンワークショップやレジュクラフト認定講座を実施しております。レジュクラフトが気になる方、レジン初めてでもご安心ください認定取得中や取得後もLINEなどでサポートいたしております🌈☺︎レジン自宅ワークショップ！メニューによっては\\園児でも作れます子連れでもご安心を//\\オリジナルの作品を作りましょう//体験で作ってみたい❣️認定講座、気になる❣️オーダーしてみたいな❣️と思った方は、下記LINEにご連絡くださいね(LINEご登録、Instagramフォローで自宅WS割引サービスあり)👇問い合わせ公式LINE登録後、スタンプなど送って頂くと1：1トーク可能です。お気軽に🆔@bll0757m ↑(自宅ワークショップ、登録者割引&ポイントカードあり♡)※海のくくるは、感染症対策しております。全館空調で24時間換気、更に窓を開ける、マスク着用、手洗い・手指消毒するなどしております。講師はコロナワクチン3回接種しております。下記Instagramも日々更新中自宅ワークショップお値段 (税込)マスクチャーム、ピアス・イヤリング、コースター、キャニスター、小物入れ、トレイ、アートフレーム、アクセサリートレイ、イニシャル、数字、切り取った海のペーパーウェイト、アートボード(ストローバージョン、ヒートガンバージョン)など他サイズやその他の形・素材もあります✨当日、目で見て選んでいただけます。※砂、貝のご利用は＋200円となりますが、Instagramまたは LINEフォローで無料です✨※オプションでフィギュアがございます。2022.12.31改定※上記以外のメニューあり。モールド(型)、素材は時々更新しております。※泡泡白波バージョンは、きれいなセル波を作るには、気温、量、待ち時間、風の当て方など様々な因子に左右されるデリケートな難しさがあるため、ストローバージョンよりもお高くなります。※ヒートガンで作るセル波作りは、必ずしも好きな波が来るとは限りません。白色が飛びすぎたり、良い波が来てもセル(丸い泡)が消えたり、硬化までの間に波が動いてしまうこともあります🙇‍♀️繊細で奥が深いことをご理解、ご了承ください。アートフレーム(例) (トレーとしても使えます)切り取った海のペーパーウェイト(貝ver.の例)アートボード(例)(写真は15×15cm)沖縄の砂を乗せたり、貝を選んだり、レジンを混ぜたり、色を付けたり、波や雲をストローで吹いたり、色んな工程で楽しんでいただけますこのレジンは固まるまで24時間以上かかりますが、その間もワクワクドキドキしながら待ってくださっています かたまると更に透明度が出てツヤツヤになりますよ🏖全てが世界に一つだけの作品になります 少人数制、貸切自宅ワークショップ(月)(木)中心に開催 (火)(水)は13:45頃〜土日祝は応相談時間10:00〜16:00の間の2、3時間アクセス東京都江戸川区篠崎最寄り駅: 都営新宿線 篠崎駅篠崎駅から徒歩圏内🚶‍♀️※自宅サロンにて男性のみはご遠慮頂く場合がございます。カップルさん、子連れさんOKです🙆‍♀️※詳しい住所は、ご予約時にお伝え致します。 ネット販売(minne)海のくくる(レジンアート)販売♡こちら⭐︎海のくくる 𝕦𝕞𝕚_𝕟𝕠_𝕜𝕦𝕜𝕦𝕣𝕦さんの作品一覧uminokukuruさんの作品一覧、プロフィールなどをみることができます。ハンドメイドマーケット、手作り作品の通販・販売サイトとアプリ minne。アクセサリーやバッグ、雑貨など世界に1つだけのハンドメイド作品を販売している国内最大級のマーケットです。minne.com レジュクラフトのベーシック認定資格講座受けたい方は海のくくる講師自宅で可能です♡お申し込みフォーム★海のくくるで対面認定講座 受講ご希望の方はこちら★認定講座 お申し込みレジュクラフト協会 ベーシック認定講座docs.google.com※レジュクラフト協会 ベーシック認定講座は、一律107,800円オーダーコースター、アートパネル、看板、アートフレーム、トレイ、小物入れ、イニシャル(キーホルダーにも)、ペーパーウェイト、ピアス、イヤリング、マスクチャーム、ブレスレット、切り絵とコラボなど色々ご相談ください写真入りは海のくくるペットやご家族の写真を入れてお作りできますInstagramも宜しくお願いします↓海のくくる Instagramはこちら⭐︎(ユーザー名 @umi_no_kukuru) 海のくくる(レジン&ベビママヨガ) フォロー、いいね！応援よろしくお願いします 読んで頂きありがとうございます素敵な時間をお過ごしください🌈
2023-01-02 00:06:46
2
テーマ： 海のレジンアート
04
Dec
11月も海のくくるのレジンワークショップにご参
加ありがとうございました★
こんばんは🌙理学療法士でママ日本レジュクラフト協会認定 レジン作家JAHA協会認定 ベビママヨガ・ベビーチャクラマッサージインストラクター🧘‍♀️海のくくる です【JAHA協会認定】ベビーヨガ＆ママヨガ（親子ヨガ）ベビーチャクラマッサージ江戸川区篠崎、瑞江にて活動⭐️【日本レジュクラフト協会認定海のくくる(レジンアート)】江戸川区、台東区中心に活動⭐️ イベント情報2022年 12月10日(土)10:00〜15:00小岩deマルシェJR総武線小岩駅0分コイットテラス1階レジンアートやレジンと切り絵、レジンとカタリーヌフラワー(空気を綺麗にする造花)のコラボアートを販売します🏝2022年12月18日(日)浅草ワークショップ翠雲堂(スイウン堂)さん稲荷町駅前店2階銀座線 稲荷町駅出てすぐ浅草や上野に近いですよ✨10:30〜 エポキシレジンで海のトレイ、コースター、キャニスター、小物入れ、新メニューヒートガンで波のボード作り🏝6名まで❣️ご予約は下記LINEへどうぞ2022年12月21日(水)14:00〜16:00江戸川区鹿骨にある カフェHAN さんにて東京都江戸川区鹿骨3-3-14レジンで海のトレイ、小物入れ、コースター作り🏝新メニュー、ヒートガンで波のボード作り🌊お好きなメニューをお選びください写真付きの詳細はLINEとインスタに掲載しています🌊自分だけの作品を作りませんか？ワンちゃん連れOK🙆‍♀️残り4名❣️2022年 12月8日(木)11:00〜12:00親子カフェでベビママヨガ🧘‍♀️👶12:30〜手作りおいしいランチ☕️江戸川区 都営新宿線 瑞江駅 徒歩3分だんご3兄弟 さんにて限定4組までの少人数制 残り2組❣️ご予約は下記LINEへ❣️きついポーズはしません解剖学に基づいた安全なポーズをします。身体が硬くても、初めてでもご安心下さい親子で身体を動かし、親子の絆を深めませんか❓✨手遊び歌や服の上からのベビーマッサージもママにとっては産後の育児疲れ改善、骨盤調整効果が少人数、最初の手指消毒、大人のマスク着用、窓を開ける、空気清浄機など感染症対策しながら実施赤ちゃんにとっても、便秘、夜泣き、ぐずりの軽減、大好きなママとの触れ合いで愛されていることを実感するヨガですコロナ禍で浅くなった呼吸を深め、赤ちゃんだけでなく、ママ自身の心と体を見つめる時間を作りませんか❓対象首が座った生後3,4ヶ月〜あんよ前くらいの赤ちゃんとママ👩👶(靴を脱いで上がるおうちの、個室なのでご安心ください)持ち物👜 飲み物、タオル、赤ちゃんのお気に入りのおもちゃがあると安心です。ママはタイツとスカート以外の動きやすい服装でお越しください。注意熱37.0度以上、体調不良、予防接種24時間以内はお休みください。心温まる癒しの時間となりますように情報はLINEとインスタでいち早くお知らせしています❣️ レジュクラフトは、２液性のレジンを使い、 海や波、マーブル、宇宙など好きなものを表現するレジンアートです🌊↑11月のレジン自宅教室は、ご姉妹での参加の方やお一人でゆっくり参加の方がいらっしゃいましたよ🏖翠雲堂さんで浅草workshop、カフェHANさんでワークショップも無事に開催できました初めての試みでベビママヨガを開催させて頂いている【だんご3兄弟】さんでもレジンワークショップを開催することが応援、ご参加ありがとうございますお写真入りのボードや文字入りのフレーム、天然石入りコースターなど絵画のように美しく配色したり、マーブル模様だったり、透き通る色合いだったり…💙💚💖思い思いの素敵なアートがたくさん誕生し嬉しいです👏お写真入りのワークショップを開催している所は中々無いですよ(^^)どの日も楽しんでくださり感謝です🙏レジン自宅ワークショップでは、お子さまの手形を入れたメニューも作って頂けますよ一日ごとの詳しい投稿はInstagramに載せております💕またのご参加を心よりお待ちしておりますありがとうございました💕レジンワークショップではレジン初めてのお客様も多数体験いただいております。海のくくるは現在、【対面】にてレジンワークショップやレジュクラフト認定講座を実施しております。レジュクラフトが気になる方、レジン初めてでもご安心ください認定取得中や取得後もLINEなどでサポートいたしております🌈☺︎レジン自宅ワークショップ！メニューによっては\\園児でも作れます子連れでもご安心を//\\オリジナルの作品を作りましょう//体験で作ってみたい❣️認定講座、気になる❣️オーダーしてみたいな❣️と思った方は、下記LINEにご連絡くださいね(LINEご登録、Instagramフォローで自宅WS割引サービスあり)👇問い合わせ公式LINE登録後、スタンプなど送って頂くと1：1トーク可能です。お気軽に🆔@bll0757m ↑(自宅ワークショップ、登録者割引&ポイントカードあり♡)※海のくくるは、感染症対策しております。全館空調で24時間換気、更に窓を開ける、マスク着用、手洗い・手指消毒するなどしております。講師はコロナワクチン3回接種しております。下記Instagramも日々更新中自宅ワークショップお値段 (税込)自宅ワークショップお値段 (税込)マスクチャーム、ピアス・イヤリング、コースター、キャニスター、小物入れ、トレイ、アートフレーム、イニシャル、数字など(キーホルダーも可能)、切り取った海のペーパーウェイト、アートボード(ストローバージョン、ヒートガンバージョン)など他サイズやその他の形・素材もあります✨当日、目で見て選んでいただけます。※砂、貝のご利用は＋200円ですが、LINEまたは Instagramのフォローで無料となります✨※オプションでフィギュアがございます。2022.6.28改定※泡泡白波バージョンは、きれいなセル波を作るには、気温、量、待ち時間、風の当て方など様々な因子に左右されるデリケートな難しさがあるため、ストローバージョンよりもお高くなります。※ヒートガンで作るセル波作りは、必ずしも好きな波が来るとは限りません。白色が飛びすぎたり、良い波が来てもセル(丸い泡)が消えたり、硬化までの間に波が動いてしまうこともあります🙇‍♀️繊細で奥が深いことをご理解、ご了承ください。アートフレーム(例) (トレーとしても使えます)切り取った海のペーパーウェイト(貝ver.の例)アートボード(例)(写真は15×15cm)沖縄の砂を乗せたり、貝を選んだり、レジンを混ぜたり、色を付けたり、波や雲をストローで吹いたり、色んな工程で楽しんでいただけますこのレジンは固まるまで24時間以上かかりますが、その間もワクワクドキドキしながら待ってくださっています かたまると更に透明度が出てツヤツヤになりますよ🏖全てが世界に一つだけの作品になります 少人数制、貸切自宅ワークショップ(月)(木)中心に開催 (火)(水)は13:45頃〜土日祝は応相談時間10:00〜16:00の間の2、3時間アクセス東京都江戸川区篠崎最寄り駅: 都営新宿線 篠崎駅篠崎駅から徒歩圏内🚶‍♀️※自宅サロンにて男性のみはご遠慮頂く場合がございます。カップルさん、子連れさんOKです🙆‍♀️※詳しい住所は、ご予約時にお伝え致します。 ネット販売(minne)海のくくる(レジンアート)販売♡こちら⭐︎海のくくる 𝕦𝕞𝕚_𝕟𝕠_𝕜𝕦𝕜𝕦𝕣𝕦さんの作品一覧uminokukuruさんの作品一覧、プロフィールなどをみることができます。ハンドメイドマーケット、手作り作品の通販・販売サイトとアプリ minne。アクセサリーやバッグ、雑貨など世界に1つだけのハンドメイド作品を販売している国内最大級のマーケットです。minne.com レジュクラフトのベーシック認定資格講座受けたい方は海のくくる講師自宅で可能です♡お申し込みフォーム★海のくくるで対面認定講座 受講ご希望の方はこちら★認定講座 お申し込みレジュクラフト協会 ベーシック認定講座docs.google.com※レジュクラフト協会 ベーシック認定講座は、一律107,800円オーダーコースター、アートパネル、看板、アートフレーム、トレイ、小物入れ、イニシャル(キーホルダーにも)、ペーパーウェイト、ピアス、イヤリング、マスクチャーム、ブレスレット、切り絵とコラボなど色々ご相談ください写真入りは海のくくるペットやご家族の写真を入れてお作りできますInstagramも宜しくお願いします↓海のくくる Instagramはこちら⭐︎(ユーザー名 @umi_no_kukuru) 海のくくる(レジン&ベビママヨガ) フォロー、いいね！応援よろしくお願いします 読んで頂きありがとうございます素敵な時間をお過ごしください🌈
2022-12-04 01:00:04
2
テーマ： 海のレジンアート
03
Nov
10月もハロウィンイベントやレジンworkshop、ベ
ビママヨガご参加ありがとうございました！
こんばんは🌙理学療法士でママ日本レジュクラフト協会認定 レジン作家JAHA協会認定 ベビママヨガ・ベビーチャクラマッサージインストラクター🧘‍♀️海のくくる です【JAHA協会認定】ベビーヨガ＆ママヨガ（親子ヨガ）ベビーチャクラマッサージ江戸川区篠崎、瑞江にて活動⭐️【日本レジュクラフト協会認定海のくくる(レジンアート)】江戸川区、台東区中心に活動⭐️ イベント情報2022年11月16日(水)14:00〜16:00江戸川区鹿骨にある カフェHAN さんにて東京都江戸川区鹿骨3-3-14レジンで海のトレイ、小物入れ、コースター作り🏝新メニュー、ヒートガンで波のボード作り🌊お好きなメニューをお選びください写真付きの詳細はLINEとインスタに掲載しています🌊自分だけの作品を作りませんか？ワンちゃん連れOK🙆‍♀️残り3名❣️2022年11月27日(日)浅草ワークショップ翠雲堂(スイウン堂)さん稲荷町駅前店2階銀座線 稲荷町駅出てすぐ浅草や上野に近いですよ✨10:30〜 エポキシレジンで海のトレイ、コースター、キャニスター、小物入れ、新メニューヒートガンで波のボード作り🏝残り5名❣️ご予約は下記LINEへどうぞ2022年 12月8日(木)11:00〜12:00親子カフェでベビママヨガ🧘‍♀️👶12:30〜手作りおいしいランチ☕️江戸川区 都営新宿線 瑞江駅 徒歩3分だんご3兄弟 さんにて限定4組までの少人数制ご予約は下記LINEへ❣️きついポーズはしません解剖学に基づいた安全なポーズをします。身体が硬くても、初めてでもご安心下さい親子で身体を動かし、親子の絆を深めませんか❓✨手遊び歌や服の上からのベビーマッサージもママにとっては産後の育児疲れ改善、骨盤調整効果が少人数、最初の手指消毒、大人のマスク着用、窓を開ける、空気清浄機など感染症対策しながら実施赤ちゃんにとっても、便秘、夜泣き、ぐずりの軽減、大好きなママとの触れ合いで愛されていることを実感するヨガですコロナ禍で浅くなった呼吸を深め、赤ちゃんだけでなく、ママ自身の心と体を見つめる時間を作りませんか❓対象首が座った生後3,4ヶ月〜あんよ前くらいの赤ちゃんとママ👩👶(靴を脱いで上がるおうちの、個室なのでご安心ください)持ち物👜 飲み物、タオル、赤ちゃんのお気に入りのおもちゃがあると安心です。ママはタイツとスカート以外の動きやすい服装でお越しください。注意熱37.0度以上、体調不良、予防接種24時間以内はお休みください。心温まる癒しの時間となりますように2022年 12月10日(土)10:00〜15:00小岩deマルシェJR総武線小岩駅0分コイットテラス1階レジンアートやレジンと◯◯のコラボアートを販売します🏝情報はLINEとインスタでいち早くお知らせしています❣️ レジュクラフトは、２液性のレジンを使い、 海や波、マーブル、宇宙など好きなものを表現するレジンアートです🌊↑10月のレジン自宅教室は、お友だちとの参加の方、ご親族での参加の方がいらっしゃいました🏖🧘‍♀️翠雲堂さんで浅草workshop、カフェHANさんでワークショップ、10/2、10/23、10/29イベント、おうちやだんご3兄弟さんでのベビママヨガ無事に開催できました応援ありがとうございましたイベントのレポート↓2022年10月23日(日)ハロウィンkidsふりまるしぇ瑞江駅3分雑貨屋douceさんにて子どもが店長としてイベント出店しました✨UVレジンワークショップ(小物入れ、ヘアゴム、ハロウィン限定チャームも)&子ども達のレジン作品販売しました💕たくさんのworkshopご参加と作品のお迎えいただき、感謝です✨2022年10月29日(土)ハロウィンイベント小岩駅4分 アヤスカフェさんにてUVレジンワークショップ(ヘアゴム、トレイ、ハロウィンチャーム)&切り絵作家リエコさんとコラボ作品を数量限定販売しました💕(切り絵入り鉱石アクセサリー、切り絵入り小物入れ、ホヌの切り絵入りペーパーウェイト)＋送料で全国発送も承ります。切り絵入り鉱石アクセサリー💎(花印はお迎え頂きました🙏人気のため増産⇨お迎え頂き、あと6点です💎)・大粒ネックレス A-9①、②(ピンクイエロー) 各700円(イヤリングやピアスなどの変更可⇨ペア1200円)・小粒A-14(ブルー) ペア1000円A-15① (パープルブルー)チャーム1個500円A-16(パープルブルー)ペアイヤリング1000円A-18(パープルブルー)ペアピアス1000円ホヌの切り絵入りペーパーウェイト1700円お迎え頂き、あと7点です✨幸せを呼ぶホヌに癒されませんか？蝶々の切り絵入りピルケース(小物入れ)1700円⇨完売✨ありがとうございます✨菖蒲の切り絵入りピルケース(小物入れ)1700円⇨あと5点送料御負担頂き、全国発送可能です。どの日も楽しんでくださり感謝です🙏レジン自宅ワークショップでは、お子さまの手形や写真を入れたメニューでも作って頂けますよ一日ごとの詳しい投稿はInstagramに載せております💕またのご参加を心よりお待ちしておりますありがとうございました💕レジンワークショップではレジン初めてのお客様も多数体験いただいております。海のくくるは現在、【対面】にてレジンワークショップやレジュクラフト認定講座を実施しております。レジュクラフトが気になる方、レジン初めてでもご安心ください認定取得中や取得後もLINEなどでサポートいたしております🌈☺︎レジン自宅ワークショップ！メニューによっては\\園児でも作れます子連れでもご安心を//\\オリジナルの作品を作りましょう//体験で作ってみたい❣️認定講座、気になる❣️オーダーしてみたいな❣️と思った方は、下記LINEにご連絡くださいね(LINEご登録、Instagramフォローで自宅WS割引サービスあり)👇問い合わせ公式LINE登録後、スタンプなど送って頂くと1：1トーク可能です。お気軽に🆔@bll0757m ↑(自宅ワークショップ、登録者割引&ポイントカードあり♡)※海のくくるは、感染症対策しております。全館空調で24時間換気、更に窓を開ける、マスク着用、手洗い・手指消毒するなどしております。講師はコロナワクチン3回接種しております。下記Instagramも日々更新中自宅ワークショップマスクチャーム、ピアス・イヤリング、コースター、キャニスター、小物入れ、トレイ、アートフレーム、イニシャル、数字など(キーホルダーも可能)、切り取った海のペーパーウェイト、アートボード(ストローバージョン、ヒートガンバージョン)など他サイズやその他の形・素材もあります✨当日、目で見て選んでいただけます。※砂、貝のご利用は＋200円ですが、LINEまたは Instagramのフォローで無料となります✨※オプションでフィギュアがございます。2022.6.28改定※泡泡白波バージョンは、きれいなセル波を作るには、気温、量、待ち時間、風の当て方など様々な因子に左右されるデリケートな難しさがあるため、ストローバージョンよりもお高くなります。※ヒートガンで作るセル波作りは、必ずしも好きな波が来るとは限りません。白色が飛びすぎたり、良い波が来てもセル(丸い泡)が消えたり、硬化までの間に波が動いてしまうこともあります🙇‍♀️繊細で奥が深いことをご理解、ご了承ください。アートフレーム(例) (トレーとしても使えます)切り取った海のペーパーウェイト(貝ver.の例)アートボード(例)(写真は15×15cm)沖縄の砂を乗せたり、貝を選んだり、レジンを混ぜたり、色を付けたり、波や雲をストローで吹いたり、色んな工程で楽しんでいただけますこのレジンは固まるまで24時間以上かかりますが、その間もワクワクドキドキしながら待ってくださっています かたまると更に透明度が出てツヤツヤになりますよ🏖全てが世界に一つだけの作品になります 少人数制、貸切自宅ワークショップ(月)(木)中心に開催 (火)(水)は13:45頃〜土日祝は応相談時間10:00〜16:00の間の2、3時間アクセス東京都江戸川区篠崎最寄り駅: 都営新宿線 篠崎駅篠崎駅から徒歩圏内🚶‍♀️※自宅サロンにて男性のみはご遠慮頂く場合がございます。カップルさん、子連れさんOKです🙆‍♀️※詳しい住所は、ご予約時にお伝え致します。 ネット販売(minne)海のくくる(レジンアート)販売♡こちら⭐︎海のくくる 𝕦𝕞𝕚_𝕟𝕠_𝕜𝕦𝕜𝕦𝕣𝕦さんの作品一覧uminokukuruさんの作品一覧、プロフィールなどをみることができます。ハンドメイドマーケット、手作り作品の通販・販売サイトとアプリ minne。アクセサリーやバッグ、雑貨など世界に1つだけのハンドメイド作品を販売している国内最大級のマーケットです。minne.com レジュクラフトのベーシック認定資格講座受けたい方は海のくくる講師自宅で可能です♡お申し込みフォーム★海のくくるで対面認定講座 受講ご希望の方はこちら★認定講座 お申し込みレジュクラフト協会 ベーシック認定講座docs.google.com※レジュクラフト協会 ベーシック認定講座は、一律107,800円オーダーコースター、アートパネル、看板、アートフレーム、トレイ、小物入れ、イニシャル(キーホルダーにも)、ペーパーウェイト、ピアス、イヤリング、マスクチャーム、ブレスレット、切り絵とコラボなど色々ご相談ください写真入りは海のくくるペットやご家族の写真を入れてお作りできますInstagramも宜しくお願いします↓海のくくる Instagramはこちら⭐︎(ユーザー名 @umi_no_kukuru) 海のくくる(レジン&ベビママヨガ) フォロー、いいね！応援よろしくお願いします 読んで頂きありがとうございます素敵な時間をお過ごしください🌈
2022-11-03 14:03:12
24
テーマ： 海のレジンアート
03
Oct
9月も海のくくるのレジンワークショップ、講座、
ベビママヨガにご参加頂きありがとうございまし
プロフィール
日本ﾚｼﾞｭｸﾗﾌﾄ協会認定𓇼 ﾚｼﾞﾝｱｰﾄ
海のくくる 東京都江戸川区𓇼
JAHA協会認定
♡happybabyyoga
プロフィール ピグの部屋
性別： 女性
自己紹介： こんにちは𓇼 理学療法士の資格を
もつ、2児の母。 JAHA協会認定 ﾍﾞﾋﾞﾏﾏﾖｶﾞ・ﾍﾞ
ﾋ...
続きを見る ＞
よく使う公式ハッシュタグ
#沖縄 #アート #習い事
フォロー
最新の記事
2022年度も海のくくるのレジン教室、作品ご購
入、ベビママヨガご参加、応援頂き感謝です⭐︎
2月も海のくくるレジンアート購入、オーダ
ー、ワークショップ、ベビママヨガありがとう
ございました！
1月もレジンworkshop、ベビママヨガご参加、
レジンオーダーやご購入ありがとうございまし
た
謹賀新年！12月も海のくくるのレジンアートや
コラボ作品をお迎えいただきありがとうござい
ました！
謹賀新年！2022年12月も海のくくるのレジンワ
ークショップや親子ヨガありがとうございまし
た
11月も海のくくるのレジンワークショップにご
参加ありがとうございました★
10月もハロウィンイベントやレジン
workshop、ベビママヨガご参加ありがとうご
ざいました！
9月も海のくくるのレジンワークショップ、講
座、ベビママヨガにご参加頂きありがとうござ
いました⭐︎
8月も海のくくるのレジンアートのご購入やオ
ーダーありがとうございました⭐︎オーダー受付
中です⭐︎
【レポ】8月も海のくくるレジンworkshop、ベ
ビママヨガ、kidsまるしぇご参加に感謝です！
一覧を見る
テーマ
ブログ ( 0 )
子育て ( 0 )
ハンドマッサージ ( 0 )
子育て 夏の思い出 ( 0 )
すてきな出会い♡ ( 0 )